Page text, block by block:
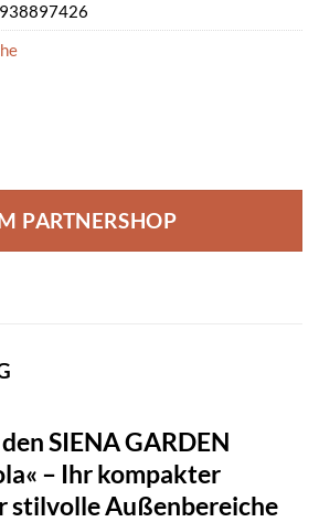
PARTNERSHOP
SIENA GARDEN
– Ihr kompakter
stilvolle Außenbereiche